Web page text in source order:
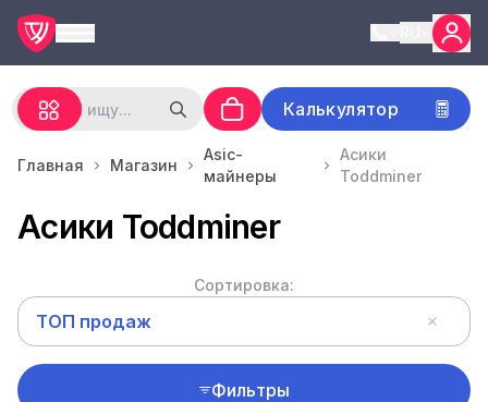
Калькулятор
Главная Магазин
Asic-
майнеры
Асики
Toddminer
Асики Toddminer
Сортировка:
ТОП продаж
Фильтры